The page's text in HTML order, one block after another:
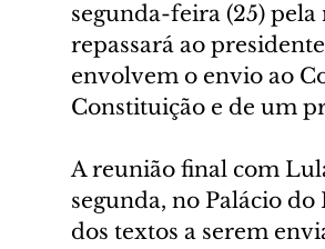
segunda-feira (25)
repassará ao
envolvem o envio ao
Constituição e de um
A reunião final com
segunda, no Palácio
dos textos a serem